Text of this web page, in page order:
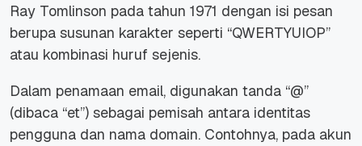
Ray Tomlinson pada tahun 1971 dengan isi pesan
berupa susunan karakter seperti “QWERTYUIOP”
atau kombinasi huruf sejenis.
Dalam penamaan email, digunakan tanda “@”
(dibaca “et”) sebagai pemisah antara identitas
pengguna dan nama domain. Contohnya, pada akun